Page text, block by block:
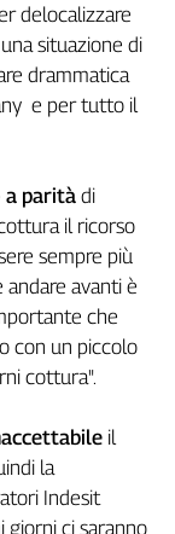
delocalizzare
situazione di
drammatica
e per tutto il
a parità di
il ricorso
sempre più
andare avanti è
che
con un piccolo
cottura".
il
la
Indesit
giorni ci saranno